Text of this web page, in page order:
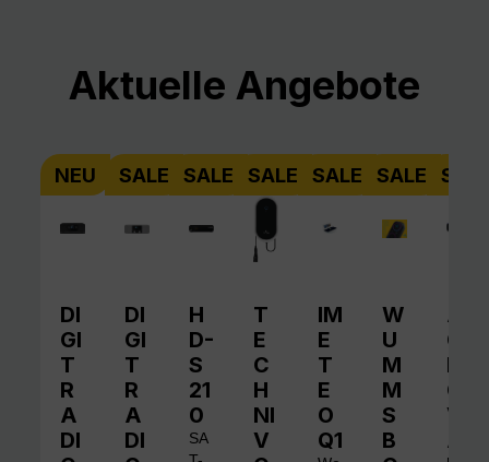
Produktgalerie überspringen
Aktuelle Angebote
NEU
DI
GI
T
R
A
DI
SALE
DI
GI
T
R
A
DI
SALE
H
D-
S
21
0
SA
SALE
T
E
C
H
NI
V
SALE
IM
E
T
E
O
Q1
SALE
W
U
M
M
S
B
A
QI
N
O
V
A